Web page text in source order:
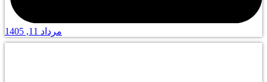
مرداد 11, 1405